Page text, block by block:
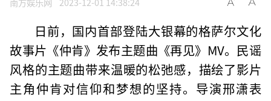
日前，国内首部登陆大银幕的格萨尔文化
故事片《仲肯》发布主题曲《再见》MV。民谣
风格的主题曲带来温暖的松弛感，描绘了影片
主角仲肯对信仰和梦想的坚持。导演邢潇表